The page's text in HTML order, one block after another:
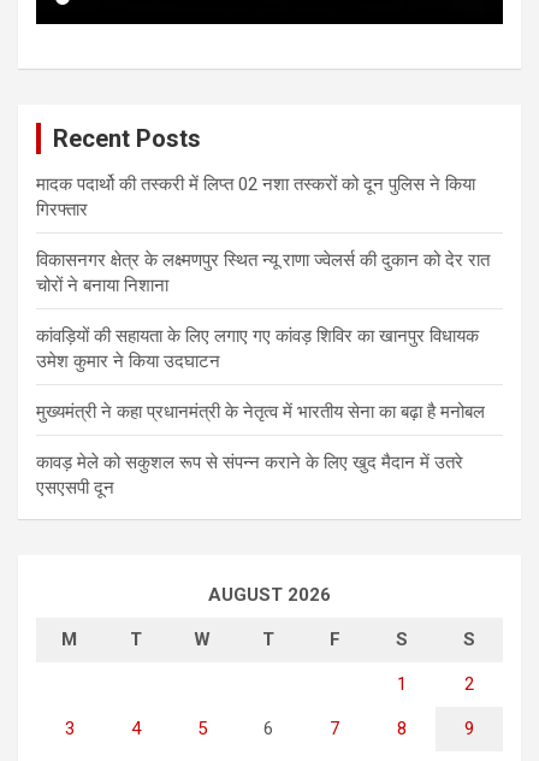
Recent Posts
मादक पदार्थो की तस्करी में लिप्त 02 नशा तस्करों को दून पुलिस ने किया
गिरफ्तार
विकासनगर क्षेत्र के लक्ष्मणपुर स्थित न्यू राणा ज्वेलर्स की दुकान को देर रात
चोरों ने बनाया निशाना
कांवड़ियों की सहायता के लिए लगाए गए कांवड़ शिविर का खानपुर विधायक
उमेश कुमार ने किया उदघाटन
मुख्यमंत्री ने कहा प्रधानमंत्री के नेतृत्व में भारतीय सेना का बढ़ा है मनोबल
कावड़ मेले को सकुशल रूप से संपन्न कराने के लिए खुद मैदान में उतरे
एसएसपी दून
AUGUST 2026
M T W T F S S
1 2
3 4 5 6 7 8 9